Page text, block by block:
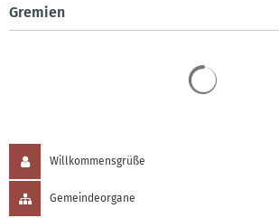
Gremien
Willkommensgrüße
Gemeindeorgane